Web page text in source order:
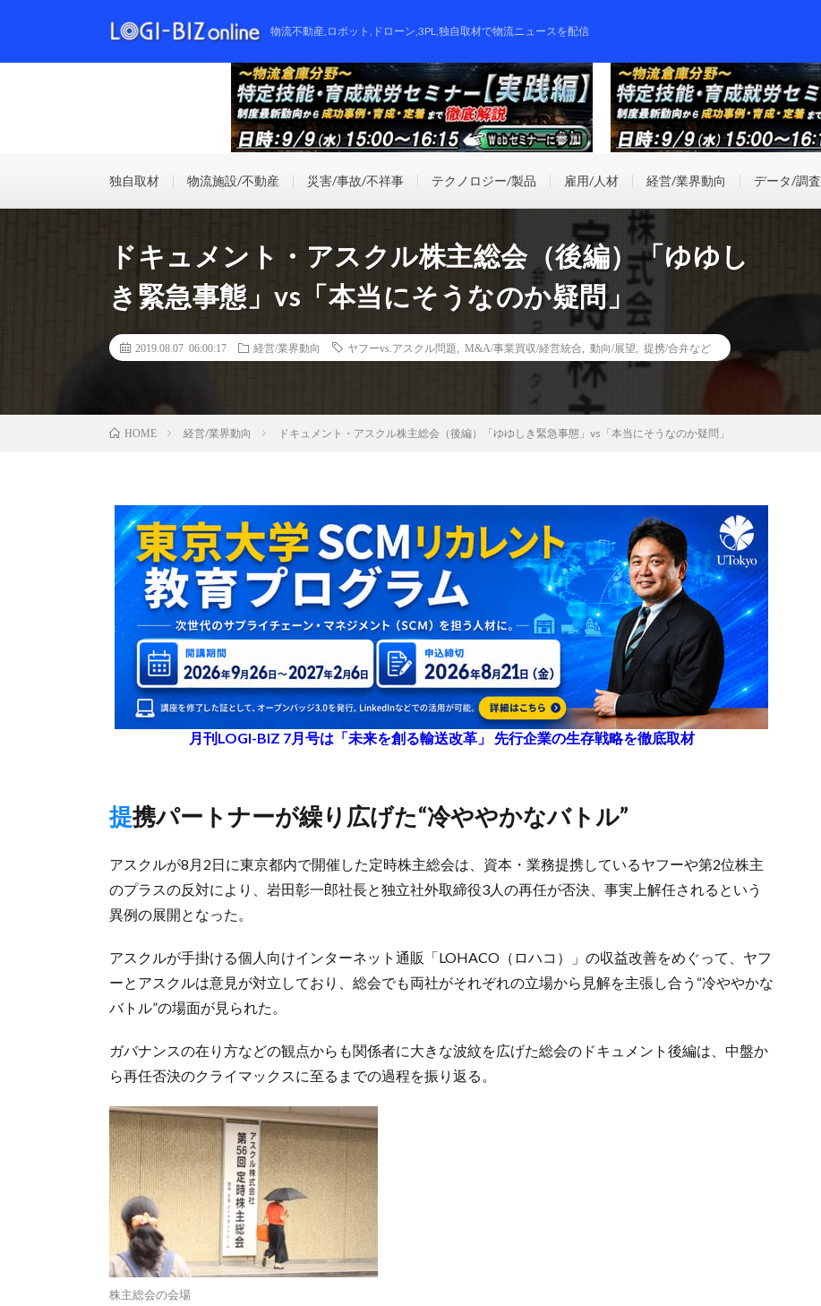
物流不動産,ロボット,ドローン,3PL,独自取材で物流ニュースを配信
独自取材 物流施設/不動産 災害/事故/不祥事 テクノロジー/製品 雇用/人材 経営/業界動向 データ/調査
ドキュメント・アスクル株主総会（後編）「ゆゆし
き緊急事態」vs「本当にそうなのか疑問」
2019.08.07 06:00:17 経営/業界動向 ヤフーvs.アスクル問題 M&A/事業買収/経営統合 動向/展望 提携/合弁など
HOME 経営/業界動向 ドキュメント・アスクル株主総会（後編）「ゆゆしき緊急事態」vs「本当にそうなのか疑問」
月刊LOGI-BIZ 7月号は「未来を創る輸送改革」 先行企業の生存戦略を徹底取材
提携パートナーが繰り広げた“冷ややかなバトル”
アスクルが8月2日に東京都内で開催した定時株主総会は、資本・業務提携しているヤフーや第2位株主
のプラスの反対により、岩田彰一郎社長と独立社外取締役3人の再任が否決、事実上解任されるという
異例の展開となった。
アスクルが手掛ける個人向けインターネット通販「LOHACO（ロハコ）」の収益改善をめぐって、ヤフ
ーとアスクルは意見が対立しており、総会でも両社がそれぞれの立場から見解を主張し合う“冷ややかな
バトル”の場面が見られた。
ガバナンスの在り方などの観点からも関係者に大きな波紋を広げた総会のドキュメント後編は、中盤か
ら再任否決のクライマックスに至るまでの過程を振り返る。
株主総会の会場